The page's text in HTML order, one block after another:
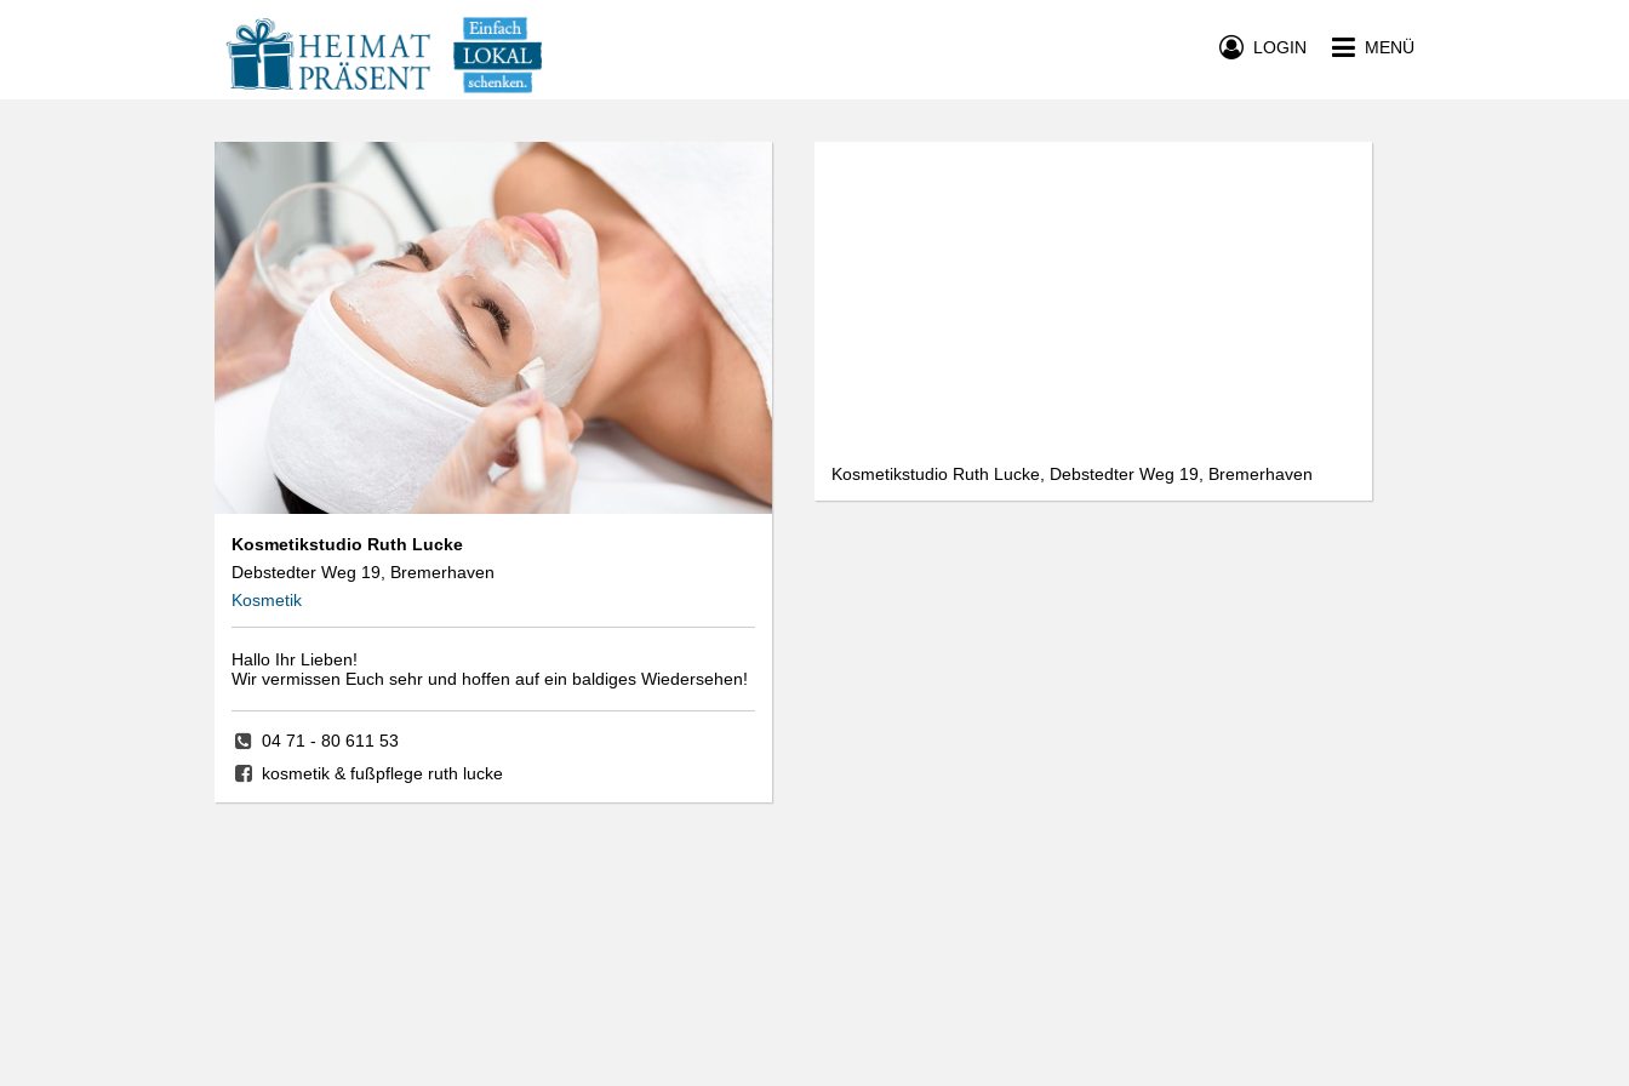
MENÜ
LOGIN
Kosmetikstudio Ruth Lucke
Debstedter Weg 19, Bremerhaven
Kosmetik
Hallo Ihr Lieben!
Wir vermissen Euch sehr und hoffen auf ein baldiges Wiedersehen!
04 71 - 80 611 53
kosmetik & fußpflege ruth lucke
Kosmetikstudio Ruth Lucke, Debstedter Weg 19, Bremerhaven